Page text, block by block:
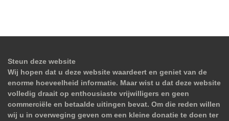
Steun deze website
Wij hopen dat u deze website waardeert en geniet van de
enorme hoeveelheid informatie. Maar wist u dat deze website
volledig draait op enthousiaste vrijwilligers en geen
commerciële en betaalde uitingen bevat. Om die reden willen
wij u in overweging geven om een kleine donatie te doen ter